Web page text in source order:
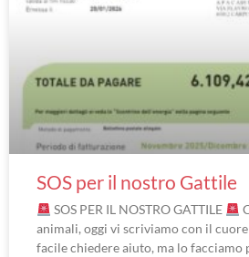
SOS per il nostro Gattile
SOS PER IL NOSTRO GATTILE
animali, oggi vi scriviamo con il cuore
facile chiedere aiuto, ma lo